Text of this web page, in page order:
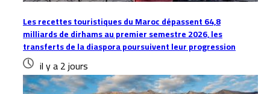
Les recettes touristiques du Maroc dépassent 64,8
milliards de dirhams au premier semestre 2026, les
transferts de la diaspora poursuivent leur progression
il y a 2 jours